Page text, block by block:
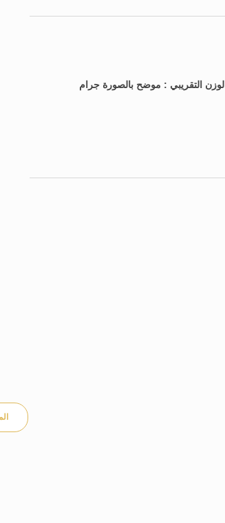
الوزن التقريبي : موضح بالصورة جرام